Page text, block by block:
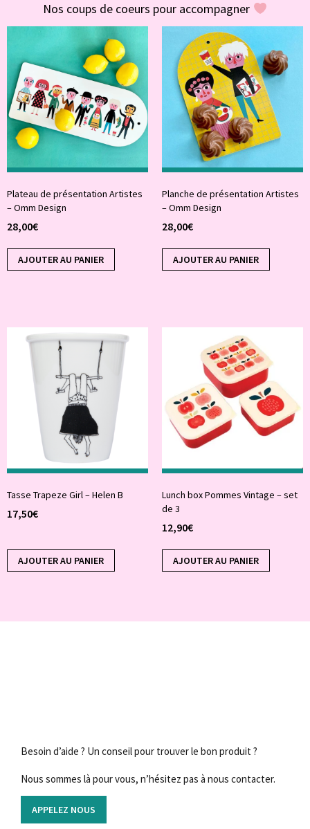
Nos coups de coeurs pour accompagner
Plateau de présentation Artistes
– Omm Design
28,00€
AJOUTER AU PANIER
Planche de présentation Artistes
– Omm Design
28,00€
AJOUTER AU PANIER
Tasse Trapeze Girl – Helen B
17,50€
AJOUTER AU PANIER
Lunch box Pommes Vintage – set
de 3
12,90€
AJOUTER AU PANIER
Besoin d’aide ? Un conseil pour trouver le bon produit ?
Nous sommes là pour vous, n’hésitez pas à nous contacter.
APPELEZ NOUS